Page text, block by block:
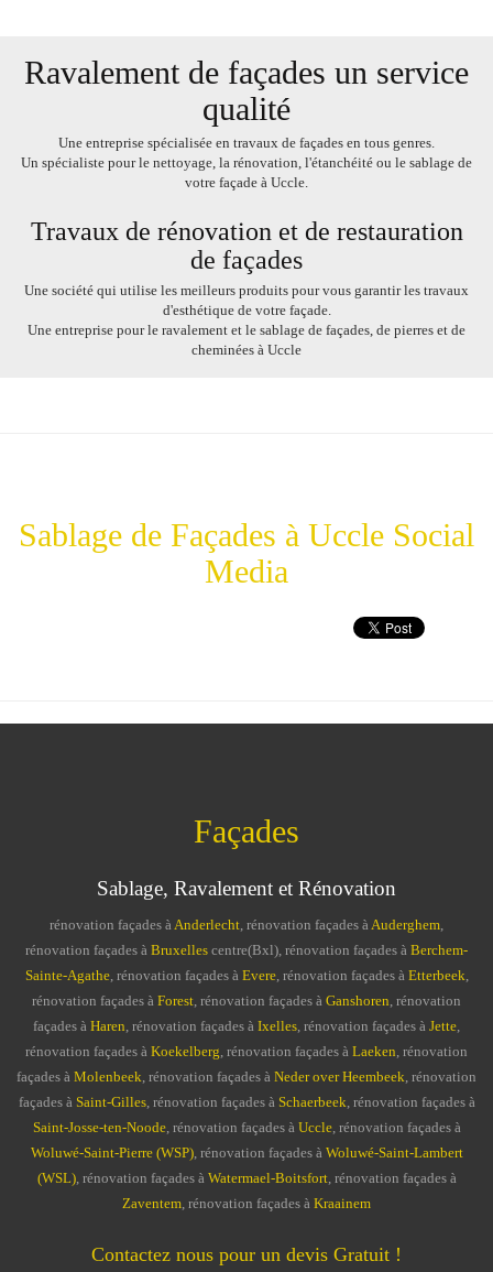
Ravalement de façades un service
qualité
Une entreprise spécialisée en travaux de façades en tous genres.
Un spécialiste pour le nettoyage, la rénovation, l'étanchéité ou le sablage de
votre façade à Uccle.
Travaux de rénovation et de restauration
de façades
Une société qui utilise les meilleurs produits pour vous garantir les travaux
d'esthétiquede votre façade.
Une entreprise pour le ravalement et le sablage de façades, de pierres et de
cheminées à Uccle
Sablage de Façades à Uccle Social
Media
Façades
Sablage, Ravalement et Rénovation
rénovation façades àAnderlecht, rénovation façades àAuderghem,
rénovation façades à Bruxelles centre(Bxl), rénovation façades à Berchem-
Sainte-Agathe, rénovation façades à Evere, rénovation façades à Etterbeek,
rénovation façades à Forest, rénovation façades à Ganshoren, rénovation
façades à Haren, rénovation façades à Ixelles, rénovation façades à Jette,
rénovation façades à Koekelberg, rénovation façades à Laeken, rénovation
façades à Molenbeek, rénovation façades à Neder over Heembeek, rénovation
façades à Saint-Gilles, rénovation façades à Schaerbeek, rénovation façades à
Saint-Josse-ten-Noode, rénovation façades à Uccle, rénovation façades à
Woluwé-Saint-Pierre (WSP), rénovation façades à Woluwé-Saint-Lambert
(WSL), rénovation façades à Watermael-Boitsfort, rénovation façades à
Zaventem, rénovation façades à Kraainem
Contactez nous pour un devis Gratuit !